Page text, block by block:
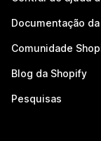
Documentação da
Comunidade
Blog da Shopify
Pesquisas